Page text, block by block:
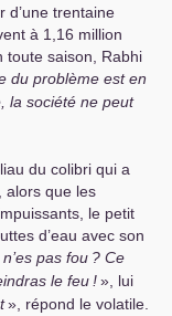
d’une trentaine
à 1,16 million
toute saison, Rabhi
du problème est en
la société ne peut
du colibri qui a
alors que les
le petit
d’eau avec son
pas fou ? Ce
le feu !», lui
», répond le volatile.